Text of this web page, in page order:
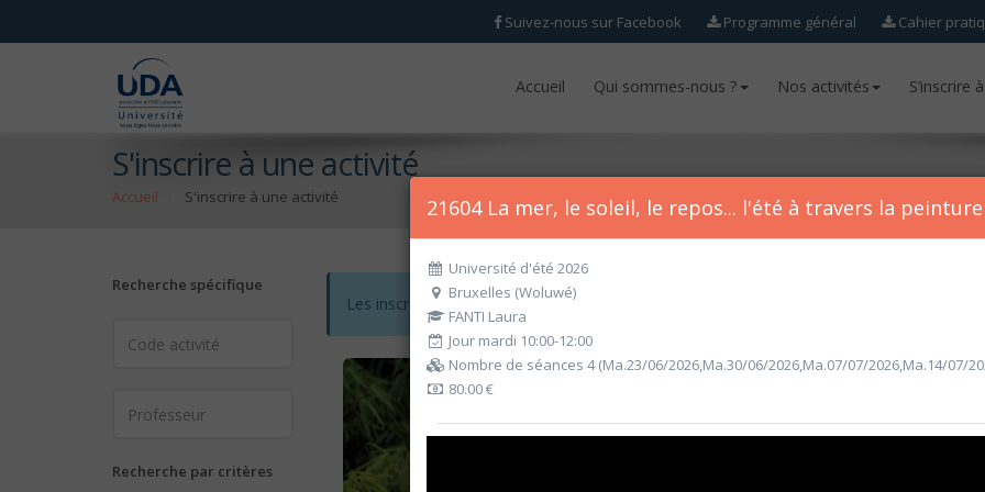
Suivez-nous sur Facebook Programme général Cahier
Accueil Qui sommes-nous ? Nos activités S’inscrire
Accueil Qui sommes-nous ? Nos activités S’inscrire
S'inscrire à une activité
Accueil S'inscrire à une activité
Recherche spécifique
Recherche par critères
Les inscriptions pour l'année académique 2026-2027 seront ouvertes
21604 La mer, le soleil, le repos... l'été à travers la peinture
Université d'été 2026
Bruxelles (Woluwé)
FANTI Laura
Jour mardi 10:00-12:00
Nombre de séances 4 (Ma.23/06/2026,Ma.30/06/2026,Ma.07/07/2026,Ma.14/07/
80.00 €